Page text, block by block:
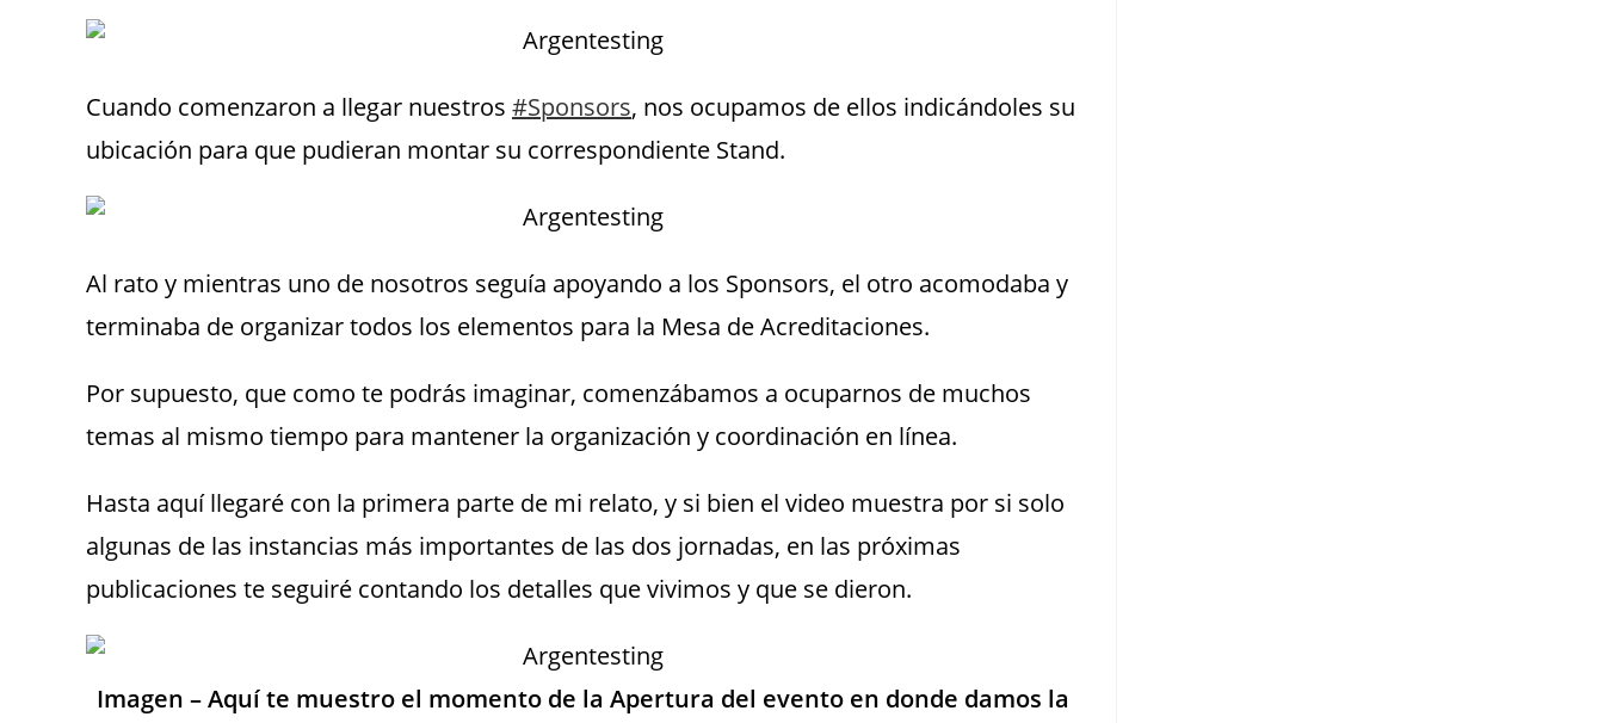
Cuando comenzaron a llegar nuestros #Sponsors, nos ocupamos de ellos indicándoles su
ubicación para que pudieran montar su correspondiente Stand.
Al rato y mientras uno de nosotros seguía apoyando a los Sponsors, el otro acomodaba y
terminaba de organizar todos los elementos para la Mesa de Acreditaciones.
Por supuesto, que como te podrás imaginar, comenzábamos a ocuparnos de muchos
temas al mismo tiempo para mantener la organización y coordinación en línea.
Hasta aquí llegaré con la primera parte de mi relato, y si bien el video muestra por si solo
algunas de las instancias más importantes de las dos jornadas, en las próximas
publicaciones te seguiré contando los detalles que vivimos y que se dieron.
Imagen – Aquí te muestro el momento de la Apertura del evento en donde damos la